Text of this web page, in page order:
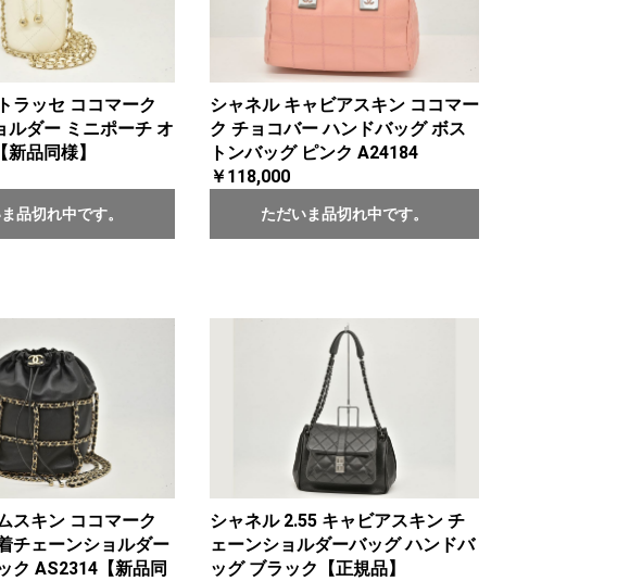
ラッセ ココマーク
ルダー ミニポーチ オ
品同様】
品切れ中です。
シャネル キャビアスキン ココマー
ク チョコバー ハンドバッグ ボス
トンバッグ ピンク A24184
￥118,000
ただいま品切れ中です。
スキン ココマーク
チェーンショルダー
ク AS2314【新品同
シャネル 2.55 キャビアスキン チ
ェーンショルダーバッグ ハンドバ
ッグ ブラック【正規品】